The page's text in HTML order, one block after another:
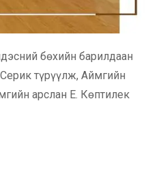
бөхийн барилдаан
түрүүлж, Аймгийн
арслан Е. Көптилек